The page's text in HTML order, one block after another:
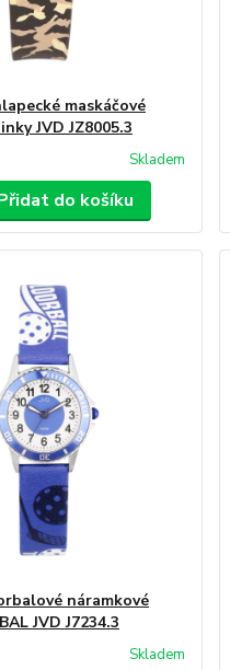
maskáčové
JVD JZ8005.3
Skladem
do košíku
náramkové
JVD J7234.3
Skladem